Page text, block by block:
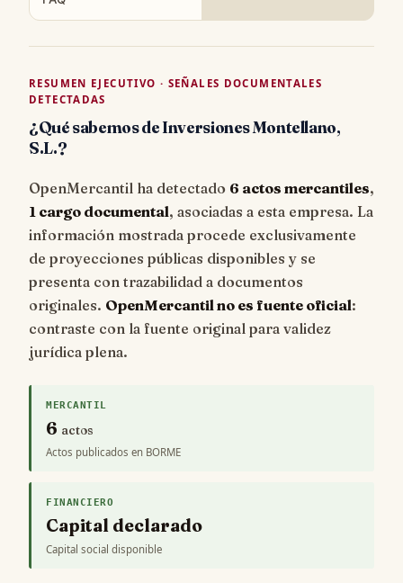
RESUMEN EJECUTIVO · SEÑALES DOCUMENTALES
DETECTADAS
¿Qué sabemos de Inversiones Montellano,
S.L.?
OpenMercantil ha detectado 6 actos mercantiles,
1 cargo documental, asociadas a esta empresa. La
información mostrada procede exclusivamente
de proyecciones públicas disponibles y se
presenta con trazabilidad a documentos
originales. OpenMercantil no es fuente oficial:
contraste con la fuente original para validez
jurídica plena.
MERCANTIL
6 actos
Actos publicados en BORME
FINANCIERO
Capital declarado
Capital social disponible